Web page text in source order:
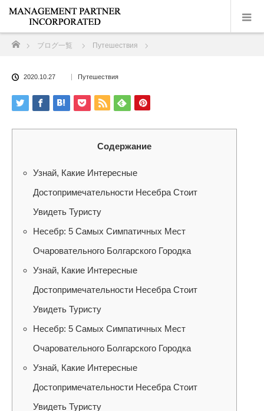
ブログ一覧 Путешествия
2020.10.27 Путешествия
Содержание
Узнай, Какие Интересные
Достопримечательности Несебра Стоит
Увидеть Туристу
Несебр: 5 Самых Симпатичных Мест
Очаровательного Болгарского Городка
Узнай, Какие Интересные
Достопримечательности Несебра Стоит
Увидеть Туристу
Несебр: 5 Самых Симпатичных Мест
Очаровательного Болгарского Городка
Узнай, Какие Интересные
Достопримечательности Несебра Стоит
Увидеть Туристу